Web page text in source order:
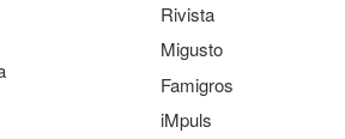
Rivista
Migusto
Famigros
iMpuls